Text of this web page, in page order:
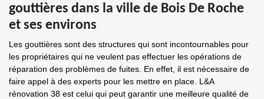
gouttières dans la ville de Bois De Roche
et ses environs
Les gouttières sont des structures qui sont incontournables pour
les propriétaires qui ne veulent pas effectuer les opérations de
réparation des problèmes de fuites. En effet, il est nécessaire de
faire appel à des experts pour les mettre en place. L&A
rénovation 38 est celui qui peut garantir une meilleure qualité de